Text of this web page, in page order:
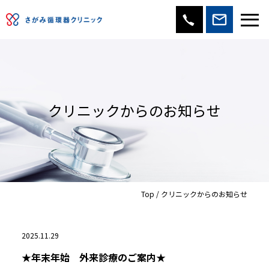
クリニックからのお知らせ
Top / クリニックからのお知らせ
2025.11.29
★年末年始 外来診療のご案内★